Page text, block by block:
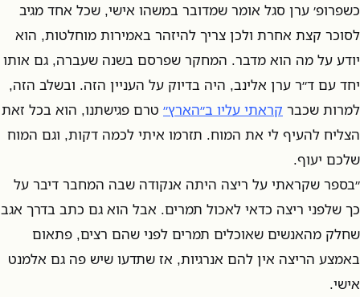
כשפרופ׳ ערן סגל אומר שמדובר במשהו אישי, שכל אחד מגיב
לסוכר קצת אחרת ולכן צריך להיזהר באמירות מוחלטות, הוא
יודע על מה הוא מדבר. המחקר שפרסם בשנה שעברה, גם אותו
יחד עם ד״ר ערן אלינב, היה בדיוק על העניין הזה. ובשלב הזה,
למרות שכבר קראתי עליו ב״הארץ״ טרם פגישתנו, הוא בכל זאת
הצליח להעיף לי את המוח. תזרמו איתי לכמה דקות, וגם המוח
שלכם יעוף.
״בספר שקראתי על ריצה היתה אנקודה שבה המחבר דיבר על
כך שלפני ריצה כדאי לאכול תמרים. אבל הוא גם כתב בדרך אגב
שחלק מהאנשים שאוכלים תמרים לפני שהם רצים, פתאום
באמצע הריצה אין להם אנרגיות, אז שתדעו שיש פה גם אלמנט
אישי.